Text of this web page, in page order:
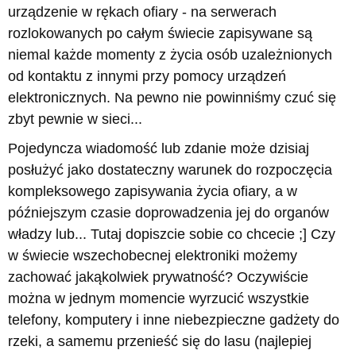
urządzenie w rękach ofiary - na serwerach
rozlokowanych po całym świecie zapisywane są
niemal każde momenty z życia osób uzależnionych
od kontaktu z innymi przy pomocy urządzeń
elektronicznych. Na pewno nie powinniśmy czuć się
zbyt pewnie w sieci...
Pojedyncza wiadomość lub zdanie może dzisiaj
posłużyć jako dostateczny warunek do rozpoczęcia
kompleksowego zapisywania życia ofiary, a w
późniejszym czasie doprowadzenia jej do organów
władzy lub... Tutaj dopiszcie sobie co chcecie ;] Czy
w świecie wszechobecnej elektroniki możemy
zachować jakąkolwiek prywatność? Oczywiście
można w jednym momencie wyrzucić wszystkie
telefony, komputery i inne niebezpieczne gadżety do
rzeki, a samemu przenieść się do lasu (najlepiej